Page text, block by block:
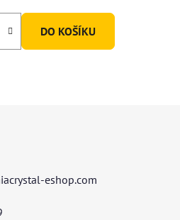
DO KOŠÍKU
eshop.com